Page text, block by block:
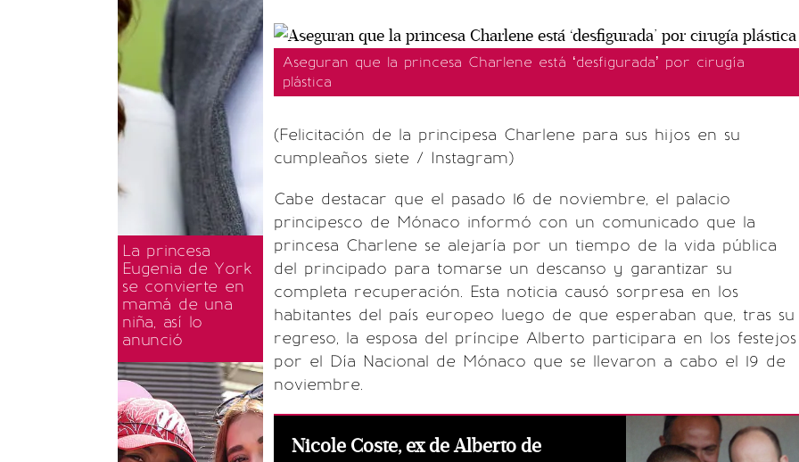
La princesa
Eugenia de York
se convierte en
mamá de una
niña, así lo
anunció
Aseguran que la princesa Charlene está ‘desfigurada’ por cirugía
plástica
(Felicitación de la principesa Charlene para sus hijos en su
cumpleaños siete / Instagram)
Cabe destacar que el pasado 16 de noviembre, el palacio
principesco de Mónaco informó con un comunicado que la
princesa Charlene se alejaría por un tiempo de la vida pública
del principado para tomarse un descanso y garantizar su
completa recuperación. Esta noticia causó sorpresa en los
habitantes del país europeo luego de que esperaban que, tras su
regreso, la esposa del príncipe Alberto participara en los festejos
por el Día Nacional de Mónaco que se llevaron a cabo el 19 de
noviembre.
Nicole Coste, ex de Alberto de